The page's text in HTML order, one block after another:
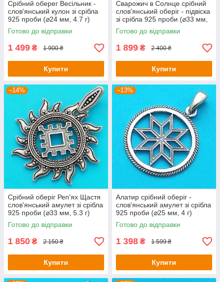
Срібний оберег Весільник -
слов'янський кулон зі срібла
925 проби (⌀24 мм, 4.7 г)
Готово до відправки
1 499 ₴ 1 900 ₴
Купити
Сварожич в Солнце срібний
слов'янський оберіг - підвіска
зі срібла 925 проби (⌀33 мм,
6 г)
Готово до відправки
1 899 ₴ 2 400 ₴
Купити
–14%
Срібний оберіг Реп'ях Щастя
слов'янський амулет зі срібла
925 проби (⌀33 мм, 5.3 г)
Готово до відправки
1 850 ₴ 2 150 ₴
Купити
–13%
Алатир срібний оберіг -
слов'янський амулет зі срібла
925 проби (⌀25 мм, 4 г)
Готово до відправки
1 398 ₴ 1 599 ₴
Купити